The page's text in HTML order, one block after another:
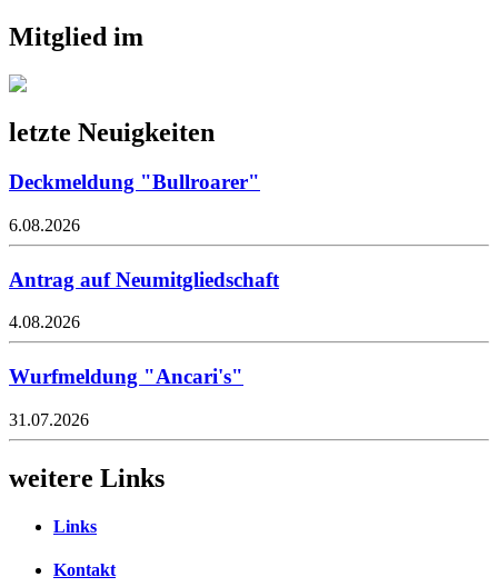
Mitglied im
letzte Neuigkeiten
Deckmeldung "Bullroarer"
6.08.2026
Antrag auf Neumitgliedschaft
4.08.2026
Wurfmeldung "Ancari's"
31.07.2026
weitere Links
Links
Kontakt